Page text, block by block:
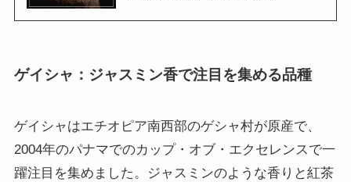
ゲイシャ：ジャスミン香で注目を集める品種
ゲイシャはエチオピア南西部のゲシャ村が原産で、
2004年のパナマでのカップ・オブ・エクセレンスで一
躍注目を集めました。ジャスミンのような香りと紅茶